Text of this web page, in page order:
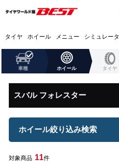
タイヤ ホイール メニュー シミュレータ
車種 ホイール タイヤ
スバル フォレスター
ホイール絞り込み検索
対象商品 11件